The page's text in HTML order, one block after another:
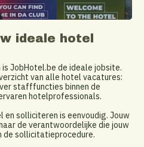
ideale hotel
is JobHotel.be de ideale jobsite.
van alle hotel vacatures:
stafffuncties binnen de
hotelprofessionals.
en solliciteren is eenvoudig. Jouw
de verantwoordelijke die jouw
de sollicitatieprocedure.